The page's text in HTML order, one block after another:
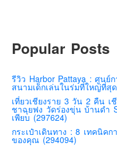
เนเธอร์แลนด์
สวิสเซอร์แลนด์
โปรตุเกส
สเปน
โครเอเชีย
Popular Posts
รีวิว Harbor Pattaya : ศูนย์
สนามเด็กเล่นในร่มที่ใหญ่ที่สุ
เที่ยวเชียงราย 3 วัน 2 คืน เ
ชาฉุยฟง วัดร่องขุ่น บ้านดำ
เพียบ (297624)
กระเป๋าเดินทาง : 8 เทคนิคก
ของคุณ (294094)